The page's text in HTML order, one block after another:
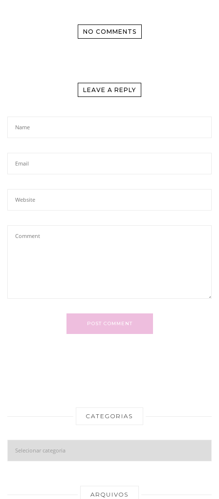
NO COMMENTS
LEAVE A REPLY
POST COMMENT
CATEGORIAS
Categorias
ARQUIVOS